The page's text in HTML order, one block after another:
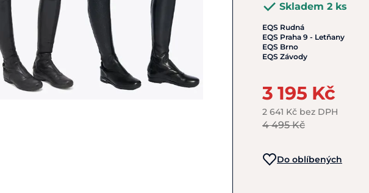
Skladem 2 ks
EQS Rudná
EQS Praha 9 - Letňany
EQS Brno
EQS Závody
3 195 Kč
2 641 Kč bez DPH
4 495 Kč
Do oblíbených